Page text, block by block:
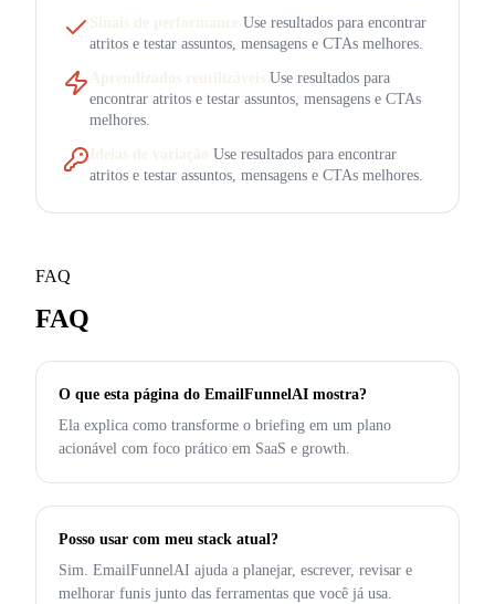
Use resultados para encontrar
atritos e testar assuntos, mensagens e CTAs melhores.
Use resultados para
encontrar atritos e testar assuntos, mensagens e CTAs
melhores.
Use resultados para encontrar
atritos e testar assuntos, mensagens e CTAs melhores.
FAQ
FAQ
O que esta página do EmailFunnelAI mostra?
Ela explica como transforme o briefing em um plano
acionável com foco prático em SaaS e growth.
Posso usar com meu stack atual?
Sim. EmailFunnelAI ajuda a planejar, escrever, revisar e
melhorar funis junto das ferramentas que você já usa.